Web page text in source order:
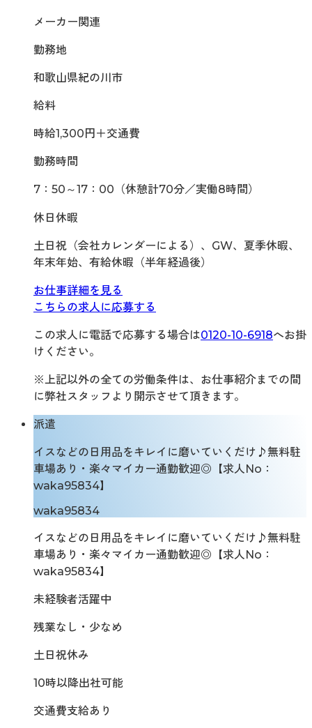
メーカー関連
勤務地
和歌山県紀の川市
給料
時給1,300円＋交通費
勤務時間
7：50～17：00（休憩計70分／実働8時間）
休日休暇
土日祝（会社カレンダーによる）、GW、夏季休暇、
年末年始、有給休暇（半年経過後）
お仕事詳細を見る
こちらの求人に応募する
この求人に電話で応募する場合は0120-10-6918へお掛
けください。
※上記以外の全ての労働条件は、お仕事紹介までの間
に弊社スタッフより開示させて頂きます。
派遣
イスなどの日用品をキレイに磨いていくだけ♪無料駐
車場あり・楽々マイカー通勤歓迎◎【求人No：
waka95834】
waka95834
イスなどの日用品をキレイに磨いていくだけ♪無料駐
車場あり・楽々マイカー通勤歓迎◎【求人No：
waka95834】
未経験者活躍中
残業なし・少なめ
土日祝休み
10時以降出社可能
交通費支給あり